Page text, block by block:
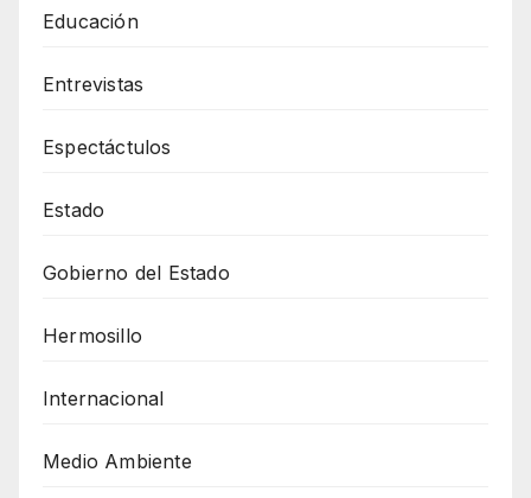
Educación
Entrevistas
Espectáctulos
Estado
Gobierno del Estado
Hermosillo
Internacional
Medio Ambiente